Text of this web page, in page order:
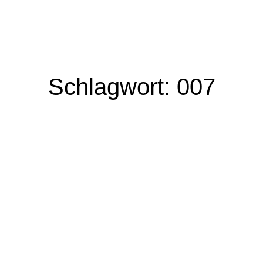
Schlagwort: 007